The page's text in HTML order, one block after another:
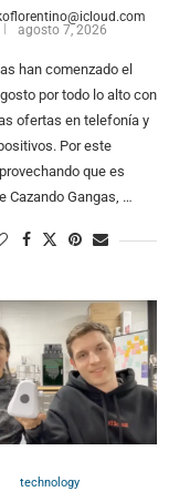
agosto 7, 2026
han comenzado el
por todo lo alto con
ofertas en telefonía y
Por este
que es
Cazando Gangas, …
technology